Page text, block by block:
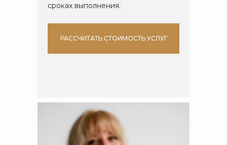
сроках выполнения.
РАССЧИТАТЬ СТОИМОСТЬ УСЛУГ